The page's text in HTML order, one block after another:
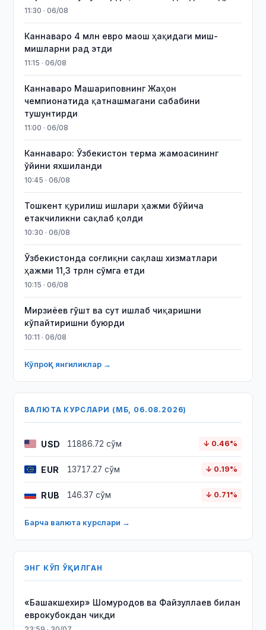
11:30 · 06/08
Каннаваро 4 млн евро маош ҳақидаги миш-
мишларни рад этди
11:15 · 06/08
Каннаваро Машариповнинг Жаҳон
чемпионатида қатнашмагани сабабини
тушунтирди
11:00 · 06/08
Каннаваро: Ўзбекистон терма жамоасининг
ўйини яхшиланди
10:45 · 06/08
Тошкент қурилиш ишлари ҳажми бўйича
етакчиликни сақлаб қолди
10:30 · 06/08
Ўзбекистонда соғлиқни сақлаш хизматлари
ҳажми 11,3 трлн сўмга етди
10:15 · 06/08
Мирзиёев гўшт ва сут ишлаб чиқаришни
кўпайтиришни буюрди
10:11 · 06/08
Кўпроқ янгиликлар →
ВАЛЮТА КУРСЛАРИ (МБ, 06.08.2026)
USD 11886.72 сўм ↓ 0.46%
EUR 13717.27 сўм ↓ 0.19%
RUB 146.37 сўм ↓ 0.71%
Барча валюта курслари →
ЭНГ КЎП ЎҚИЛГАН
«Башакшехир» Шомуродов ва Файзуллаев билан
еврокубокдан чиқди